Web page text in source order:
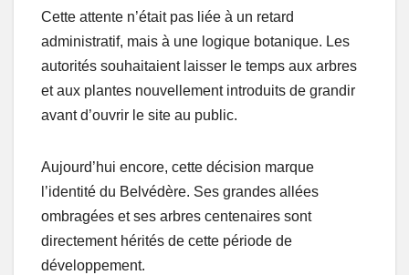
Cette attente n’était pas liée à un retard
administratif, mais à une logique botanique. Les
autorités souhaitaient laisser le temps aux arbres
et aux plantes nouvellement introduits de grandir
avant d’ouvrir le site au public.
Aujourd’hui encore, cette décision marque
l’identité du Belvédère. Ses grandes allées
ombragées et ses arbres centenaires sont
directement hérités de cette période de
développement.